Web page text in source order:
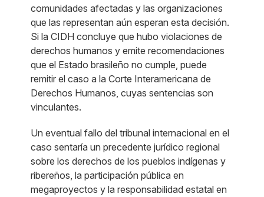
comunidades afectadas y las organizaciones
que las representan aún esperan esta decisión.
Si la CIDH concluye que hubo violaciones de
derechos humanos y emite recomendaciones
que el Estado brasileño no cumple, puede
remitir el caso a la Corte Interamericana de
Derechos Humanos, cuyas sentencias son
vinculantes.
Un eventual fallo del tribunal internacional en el
caso sentaría un precedente jurídico regional
sobre los derechos de los pueblos indígenas y
ribereños, la participación pública en
megaproyectos y la responsabilidad estatal en